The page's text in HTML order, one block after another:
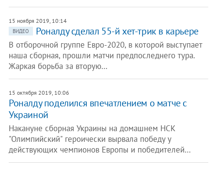
15 ноября 2019, 10:14
ВИДЕО Роналду сделал 55-й хет-трик в карьере
В отборочной группе Евро-2020, в которой выступает
наша сборная, прошли матчи предпоследнего тура.
Жаркая борьба за вторую…
15 октября 2019, 10:06
Роналду поделился впечатлением о матче с
Украиной
Накануне сборная Украины на домашнем НСК
"Олимпийский" героически вырвала победу у
действующих чемпионов Европы и победителей…